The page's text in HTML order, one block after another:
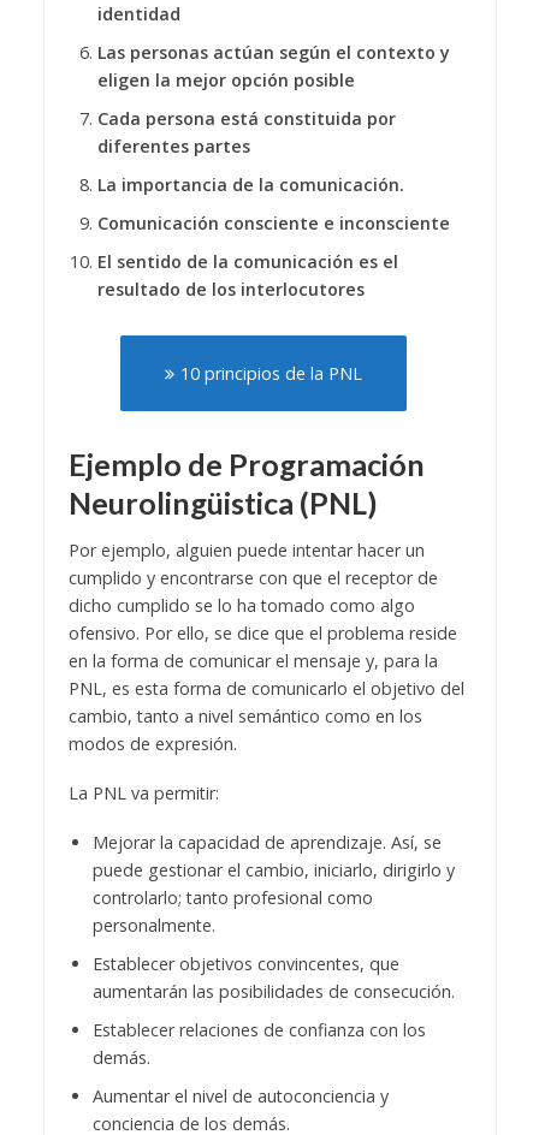
identidad
Las personas actúan según el contexto y
eligen la mejor opción posible
Cada persona está constituida por
diferentes partes
La importancia de la comunicación.
Comunicación consciente e inconsciente
El sentido de la comunicación es el
resultado de los interlocutores
10 principios de la PNL
Ejemplo de Programación
Neurolingüistica (PNL)
Por ejemplo, alguien puede intentar hacer un
cumplido y encontrarse con que el receptor de
dicho cumplido se lo ha tomado como algo
ofensivo. Por ello, se dice que el problema reside
en la forma de comunicar el mensaje y, para la
PNL, es esta forma de comunicarlo el objetivo del
cambio, tanto a nivel semántico como en los
modos de expresión.
La PNL va permitir:
Mejorar la capacidad de aprendizaje. Así, se
puede gestionar el cambio, iniciarlo, dirigirlo y
controlarlo; tanto profesional como
personalmente.
Establecer objetivos convincentes, que
aumentarán las posibilidades de consecución.
Establecer relaciones de confianza con los
demás.
Aumentar el nivel de autoconciencia y
conciencia de los demás.